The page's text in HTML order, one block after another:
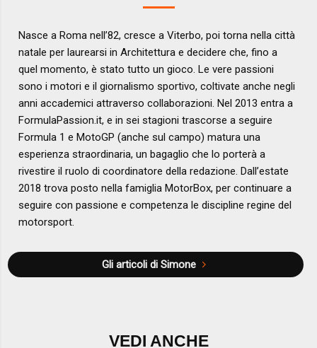
Nasce a Roma nell’82, cresce a Viterbo, poi torna nella città
natale per laurearsi in Architettura e decidere che, fino a
quel momento, è stato tutto un gioco. Le vere passioni
sono i motori e il giornalismo sportivo, coltivate anche negli
anni accademici attraverso collaborazioni. Nel 2013 entra a
FormulaPassion.it, e in sei stagioni trascorse a seguire
Formula 1 e MotoGP (anche sul campo) matura una
esperienza straordinaria, un bagaglio che lo porterà a
rivestire il ruolo di coordinatore della redazione. Dall’estate
2018 trova posto nella famiglia MotorBox, per continuare a
seguire con passione e competenza le discipline regine del
motorsport.
Gli articoli di Simone
VEDI ANCHE